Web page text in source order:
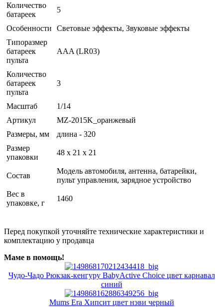
Количество
батареек
5
Особенности
Световые эффекты, Звуковые эффекты
Типоразмер
батареек
пульта
AAA (LR03)
Количество
батареек
пульта
3
Масштаб
1/14
Артикул
MZ-2015K_оранжевый
Размеры, мм
длина - 320
Размер
упаковки
48 x 21 x 21
Состав
Модель автомобиля, антенна, батарейки,
пульт управления, зарядное устройство
Вес в
упаковке, г
1460
Перед покупкой уточняйте технические характеристики и
комплектацию у продавца
Маме в помощь!
Чудо-Чадо Рюкзак-кенгуру BabyActive Choice цвет карнавал
синий
Mums Era Хипсит цвет нэви черный